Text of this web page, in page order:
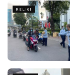
RELIGI